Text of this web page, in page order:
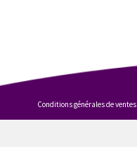
Conditions générales de ventes